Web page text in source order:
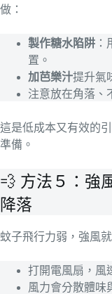
做：
製作糖水陷阱
置。
加芭樂汁提升氣
注意放在角落、
這是低成本又有效的
準備。
💨 方法５：強
降落
蚊子飛行力弱，強風
打開電風扇，風
風力會分散體味